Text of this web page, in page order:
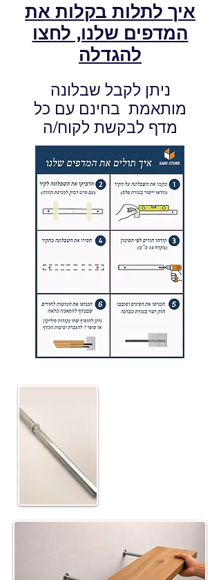
איך לתלות בקלות את
המדפים שלנו, לחצו
להגדלה
ניתן לקבל שבלונה
מותאמת בחינם עם כל
מדף לבקשת לקוח/ה